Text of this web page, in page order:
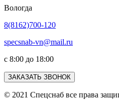
Вологда
8(8162)700-120
specsnab-vn@mail.ru
с 8:00 до 18:00
ЗАКАЗАТЬ ЗВОНОК
© 2021 Спецснаб все права